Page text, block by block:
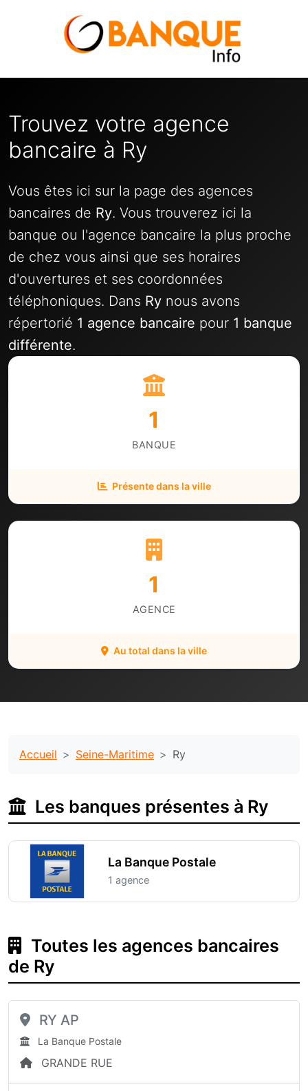
Trouvez votre agence
bancaire à Ry
Vous êtes ici sur la page des agences
bancaires de Ry. Vous trouverez ici la
banque ou l'agence bancaire la plus proche
de chez vous ainsi que ses horaires
d'ouvertures et ses coordonnées
téléphoniques. Dans Ry nous avons
répertorié 1 agence bancaire pour 1 banque
différente.
1
BANQUE
Présente dans la ville
1
AGENCE
Au total dans la ville
Accueil Seine-Maritime Ry
Les banques présentes à Ry
La Banque Postale
1 agence
Toutes les agences bancaires
de Ry
RY AP
La Banque Postale
GRANDE RUE